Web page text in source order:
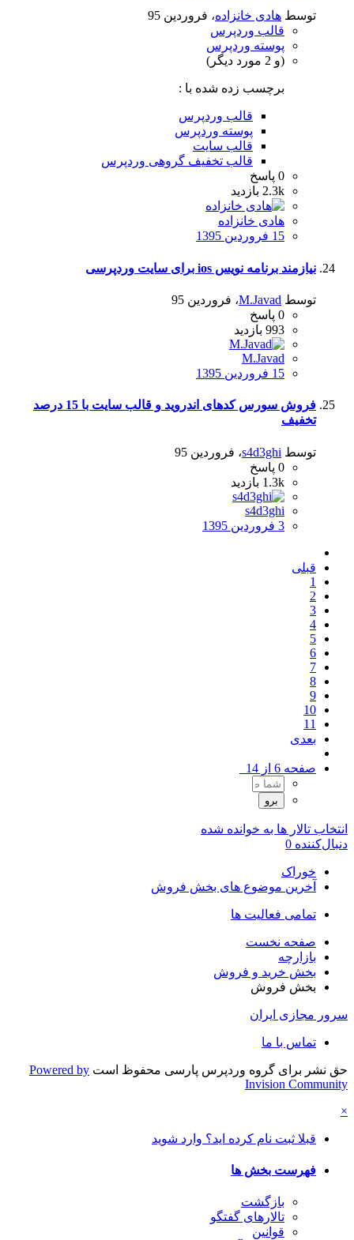
توسط هادی خانزاده، فروردین 95
قالب وردپرس
پوسته وردپرس
(و 2 مورد دیگر)
برچسب زده شده با :
قالب وردپرس
پوسته وردپرس
قالب سایت
قالب تخفیف گروهی وردپرس
0 پاسخ
2.3k بازدید
هادی خانزاده
15 فروردین 1395
نیازمند برنامه نویس ios برای سایت وردپرسی
توسط M.Javad، فروردین 95
0 پاسخ
993 بازدید
M.Javad
15 فروردین 1395
فروش سورس کدهای اندروید و قالب سایت با 15 درصد
تخفیف
توسط s4d3ghi، فروردین 95
0 پاسخ
1.3k بازدید
s4d3ghi
3 فروردین 1395
قبلی
1
2
3
4
5
6
7
8
9
10
11
بعدی
صفحه 6 از 14
انتخاب تالار ها به خوانده شده
دنبال‌کننده 0
خوراک
آخرین موضوع های بخش فروش
تمامی فعالیت ها
صفحه نخست
بازارچه
بخش خرید و فروش
بخش فروش
سرور مجازی ایران
تماس با ما
حق نشر برای گروه وردپرس پارسی محفوظ است Powered by
Invision Community
×
قبلا ثبت نام کرده اید؟ وارد شوید
فهرست بخش ها
بازگشت
تالارهای گفتگو
قوانین